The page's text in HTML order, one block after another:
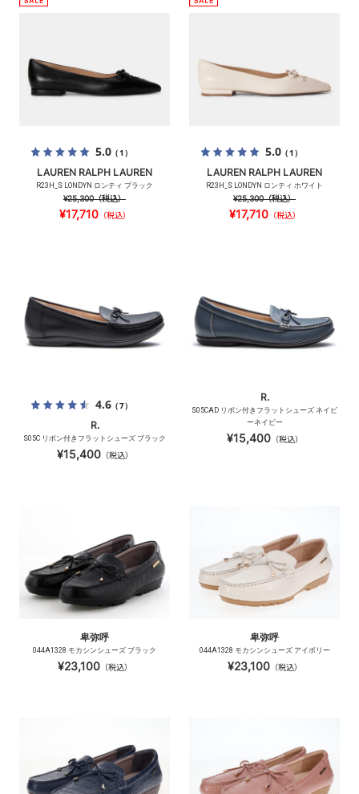
5.0（1）
LAUREN RALPH LAUREN
R23H_S LONDYN ロンティ ブラック
¥25,300（税込）
¥17,710（税込）
5.0（1）
LAUREN RALPH LAUREN
R23H_S LONDYN ロンティ ホワイト
¥25,300（税込）
¥17,710（税込）
4.6（7）
R.
S05C リボン付きフラットシューズ ブラック
¥15,400（税込）
R.
S05CAD リボン付きフラットシューズ ネイビ
ーネイビー
¥15,400（税込）
卑弥呼
044A1328 モカシンシューズ ブラック
¥23,100（税込）
卑弥呼
044A1328 モカシンシューズ アイボリー
¥23,100（税込）